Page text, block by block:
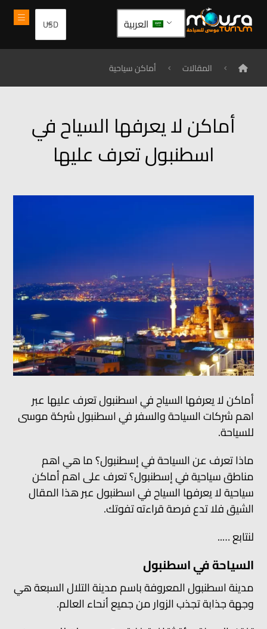
العربية
المقالات أماكن سياحية
أماكن لا يعرفها السياح في
اسطنبول تعرف عليها
أماكن لا يعرفها السياح في اسطنبول تعرف عليها عبر
اهم شركات السياحة والسفر في اسطنبول شركة موسى
للسياحة.
ماذا تعرف عن السياحة في إسطنبول؟ ما هي اهم
مناطق سياحية في إسطنبول؟ تعرف على اهم أماكن
سياحية لا يعرفها السياح في اسطنبول عبر هذا المقال
الشيق فلا تدع فرصة قراءته تفوتك.
لنتابع …..
السياحة في اسطنبول
مدينة اسطنبول المعروفة باسم مدينة التلال السبعة هي
وجهة جذابة تجذب الزوار من جميع أنحاء العالم.